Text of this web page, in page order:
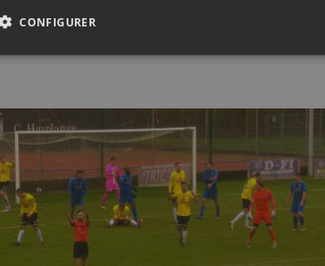
Richelle émerge
le fil face à Sprimont
CONFIGURER